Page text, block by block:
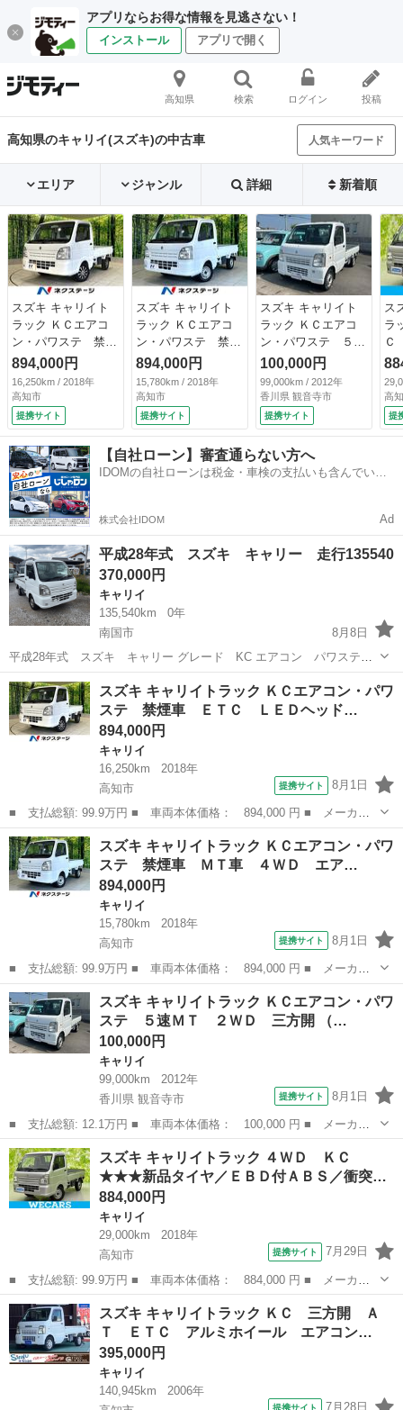
アプリならお得な情報を見逃さない！
インストール アプリで開く
高知県 検索 ログイン 投稿
高知県のキャリイ(スズキ)の中古車 人気キーワード
エリア ジャンル 詳細 新着順
スズキ キャリイト
ラック ＫＣエアコ
ン・パワステ 禁煙
車 ＥＴＣ ＬＥＤ
ヘッドライト エア
コン エアバック
（車検整備付）
894,000円
16,250km / 2018年
高知市
提携サイト
スズキ キャリイト
ラック ＫＣエアコ
ン・パワステ 禁煙
車 ＭＴ車 ４Ｗ
Ｄ エアコン ダイ
ヤル式ヘッドライト
レベライザー （車
検整備付）
894,000円
15,780km / 2018年
高知市
提携サイト
スズキ キャリイト
ラック ＫＣエアコ
ン・パワステ ５速
ＭＴ ２ＷＤ 三方
開 （検8.11）
100,000円
99,000km / 2012年
香川県 観音寺市
提携サイト
ス
ラ
ヤ
／
パ
／
ン
ア
ド
高
提
【自社ローン】審査通らない方へ
IDOMの自社ローンは税金・車検の支払いも含んでいる
株式会社IDOM Ad
平成28年式 スズキ キャリー 走行135540
370,000円
キャリイ
135,540km
0年
南国市
8月8日
平成28年式 スズキ キャリー グレード KC エアコン パワステ
2WD 5速 内外装 年式相応より綺麗だと思います。 傷 エクボ 多少
あります。 現車確認出来ますので見て決めてください。 車両代金＋消
費税＋リサイ...
高知 南国市 キャリイ キャリー
スズキ キャリイトラック ＫＣエアコン・パワ
ステ 禁煙車 ＥＴＣ ＬＥＤヘッド…
894,000円
キャリイ
16,250km
2018年
高知市
提携サイト 8月1日
■ 支払総額: 99.9万円 ■ 車両本体価格： 894,000 円 ■ メーカー
名： スズキ ■ 車種名： キャリイトラック ■ グレード名： Ｋ
Ｃエアコン・パワステ 禁煙車 ＥＴＣ ＬＥＤヘッドライト エア
コン エアバ...
高知 高知市 キャリイ
スズキ キャリイトラック ＫＣエアコン・パワ
ステ 禁煙車 ＭＴ車 ４ＷＤ エア…
894,000円
キャリイ
15,780km
2018年
高知市
提携サイト 8月1日
■ 支払総額: 99.9万円 ■ 車両本体価格： 894,000 円 ■ メーカー
名： スズキ ■ 車種名： キャリイトラック ■ グレード名： Ｋ
Ｃエアコン・パワステ 禁煙車 ＭＴ車 ４ＷＤ エアコン ダイヤ
ル式ヘッドラ...
高知 高知市 キャリイ
スズキ キャリイトラック ＫＣエアコン・パワ
ステ ５速ＭＴ ２ＷＤ 三方開 （…
100,000円
キャリイ
99,000km
2012年
香川県 観音寺市
提携サイト 8月1日
■ 支払総額: 12.1万円 ■ 車両本体価格： 100,000 円 ■ メーカー
名： スズキ ■ 車種名： キャリイトラック ■ グレード名： Ｋ
Ｃエアコン・パワステ ５速ＭＴ ２ＷＤ 三方開 ■ 排気量：
660cc ...
香川 観音寺市 キャリイ
スズキ キャリイトラック ４ＷＤ ＫＣ
★★★新品タイヤ／ＥＢＤ付ＡＢＳ／衝突…
884,000円
キャリイ
29,000km
2018年
高知市
提携サイト 7月29日
■ 支払総額: 99.9万円 ■ 車両本体価格： 884,000 円 ■ メーカー
名： スズキ ■ 車種名： キャリイトラック ■ グレード名： ４
ＷＤ ＫＣ ★★★新品タイヤ／ＥＢＤ付ＡＢＳ／衝突安全ボディ／
パワーステア...
高知 高知市 キャリイ
スズキ キャリイトラック ＫＣ 三方開 Ａ
Ｔ ＥＴＣ アルミホイール エアコン…
395,000円
キャリイ
140,945km
2006年
提携サイト 7月28日